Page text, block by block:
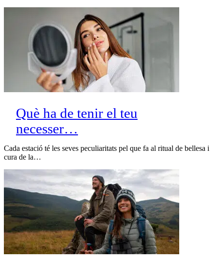
Què ha de tenir el teu
necesser…
Cada estació té les seves peculiaritats pel que fa al ritual de bellesa i
cura de la…